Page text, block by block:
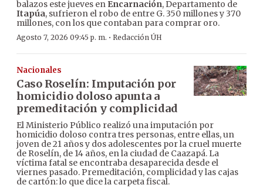
balazos este jueves en Encarnación, Departamento de
Itapúa, sufrieron el robo de entre G. 350 millones y 370
millones, con los que contaban para comprar oro.
Agosto 7, 2026 09:45 p. m. · Redacción ÚH
Nacionales
Caso Roselín: Imputación por
homicidio doloso apunta a
premeditación y complicidad
El Ministerio Público realizó una imputación por
homicidio doloso contra tres personas, entre ellas, un
joven de 21 años y dos adolescentes por la cruel muerte
de Roselín, de 14 años, en la ciudad de Caazapá. La
víctima fatal se encontraba desaparecida desde el
viernes pasado. Premeditación, complicidad y las cajas
de cartón: lo que dice la carpeta fiscal.